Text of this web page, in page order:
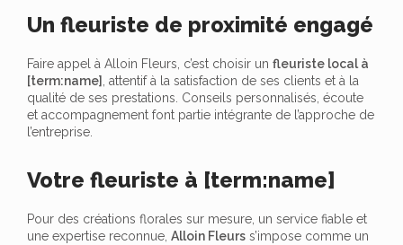
Un fleuriste de proximité engagé
Faire appel à Alloin Fleurs, c’est choisir un fleuriste local à
[term:name]
, attentif à la satisfaction de ses clients et à la
qualité de ses prestations. Conseils personnalisés, écoute
et accompagnement font partie intégrante de l’approche de
l’entreprise.
Votre fleuriste à [term:name]
Pour des créations florales sur mesure, un service fiable et
une expertise reconnue, Alloin Fleurs s’impose comme un